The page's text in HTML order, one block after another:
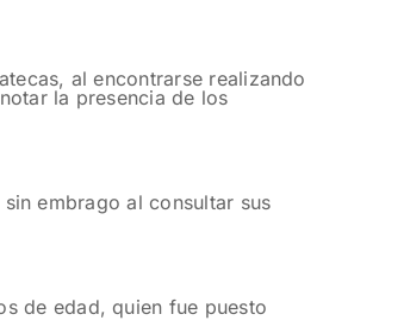
al encontrarse realizando
la presencia de los
embrago al consultar sus
de edad, quien fue puesto